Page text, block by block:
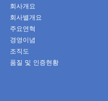
회사개요
회사별개요
주요연혁
경영이념
조직도
품질 및 인증현황